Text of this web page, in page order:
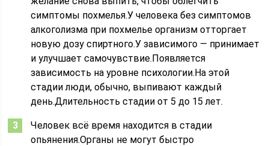
симптомы похмелья.У человека без симптомов
алкоголизма при похмелье организм отторгает
новую дозу спиртного.У зависимого — принимает
и улучшает самочувствие.Появляется
зависимость на уровне психологии.На этой
стадии люди, обычно, выпивают каждый
день.Длительность стадии от 5 до 15 лет.
Человек всё время находится в стадии
опьянения.Органы не могут быстро